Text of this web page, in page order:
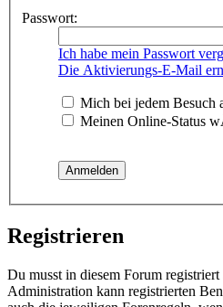
Passwort:
Ich habe mein Passwort
Die Aktivierungs-E-Mail
Mich bei jedem Besuch
Meinen Online-Status
Registrieren
Du musst in diesem Forum
Administration kann registrierten